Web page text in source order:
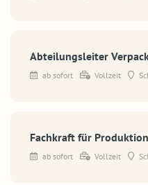
Abteilungsleiter
ab sofort Vollzeit
Fachkraft für
ab sofort Vollzeit